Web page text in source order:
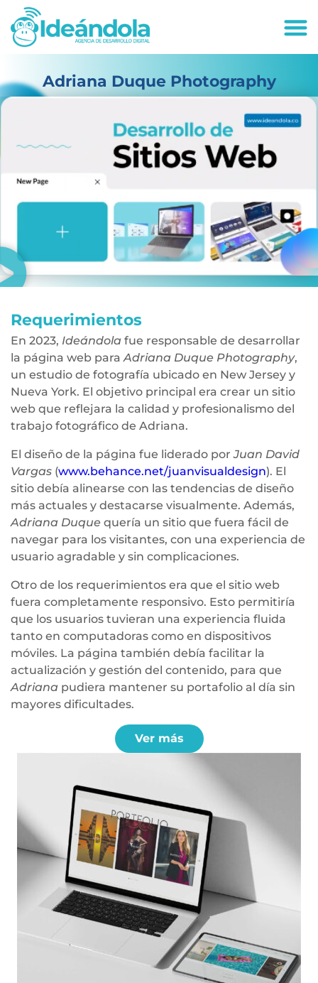
Adriana Duque Photography
Requerimientos
En 2023, Ideándola fue responsable de desarrollar
la página web para Adriana Duque Photography,
un estudio de fotografía ubicado en New Jersey y
Nueva York. El objetivo principal era crear un sitio
web que reflejara la calidad y profesionalismo del
trabajo fotográfico de Adriana.
El diseño de la página fue liderado porJuan David
Vargas (www.behance.net/juanvisualdesign). El
sitio debía alinearse con las tendencias de diseño
más actuales y destacarse visualmente. Además,
Adriana Duque quería un sitio que fuera fácil de
navegar para los visitantes, con una experiencia de
usuario agradable y sin complicaciones.
Otro de los requerimientos era que el sitio web
fuera completamente responsivo. Esto permitiría
que los usuarios tuvieran una experiencia fluida
tanto en computadoras como en dispositivos
móviles. La página también debía facilitar la
actualización y gestión del contenido, para que
Adriana pudiera mantener su portafolio al día sin
mayores dificultades.
Ver más